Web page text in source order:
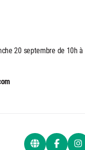
20 septembre de 10h à